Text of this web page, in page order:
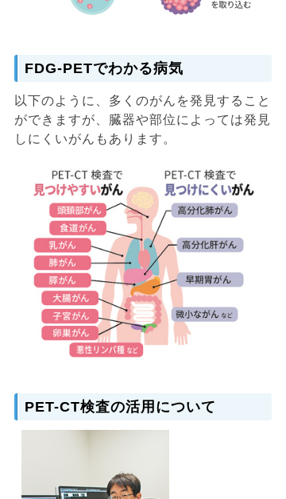
FDG-PETでわかる病気
以下のように、多くのがんを発見すること
ができますが、臓器や部位によっては発見
しにくいがんもあります。
PET-CT検査の活用について